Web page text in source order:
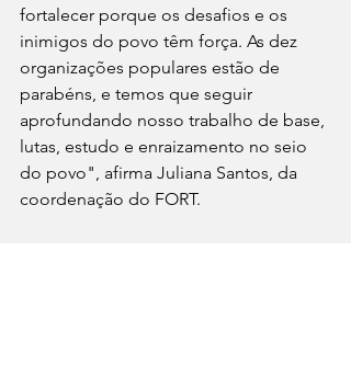
fortalecer porque os desafios e os
inimigos do povo têm força. As dez
organizações populares estão de
parabéns, e temos que seguir
aprofundando nosso trabalho de base,
lutas, estudo e enraizamento no seio
do povo", afirma Juliana Santos, da
coordenação do FORT.